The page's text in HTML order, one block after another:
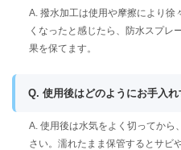
A. 撥水加工は使用や摩擦により徐
くなったと感じたら、防水スプレ
果を保てます。
Q. 使用後はどのようにお手入れ
A. 使用後は水気をよく切ってから
さい。濡れたまま保管するとサビ